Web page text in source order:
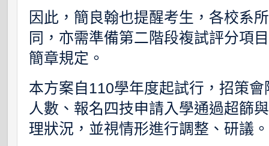
因此，簡良翰也提醒考生，各校系
同，亦需準備第二階段複試評分項
簡章規定。
本方案自110學年度起試行，招策
人數、報名四技申請入學通過超篩
理狀況，並視情形進行調整、研議。